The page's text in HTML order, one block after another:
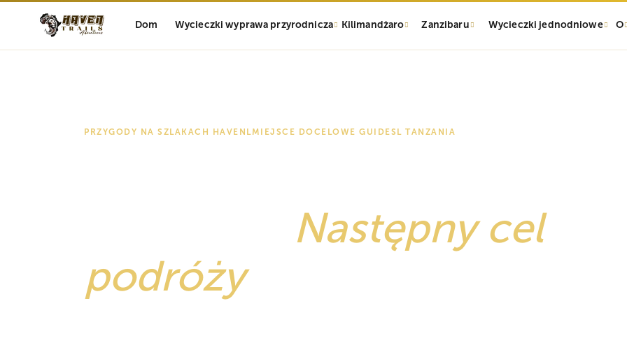
Dom Wycieczki wyprawa przyrodnicza Kilimandżaro Zanzibaru Wycieczki jednodniowe O
PRZYGODY NA SZLAKACH HAVEN LMIEJSCE DOCELOWE GUIDES L TANZANIA
Następny cel
podróży